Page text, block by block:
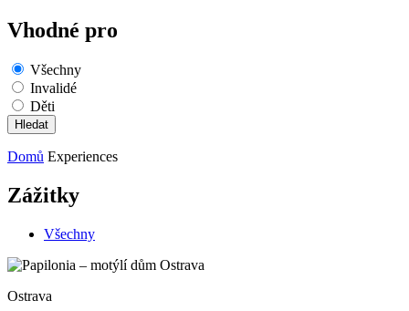
Vhodné pro
Všechny
Invalidé
Děti
Domů Experiences
Zážitky
Všechny
Ostrava